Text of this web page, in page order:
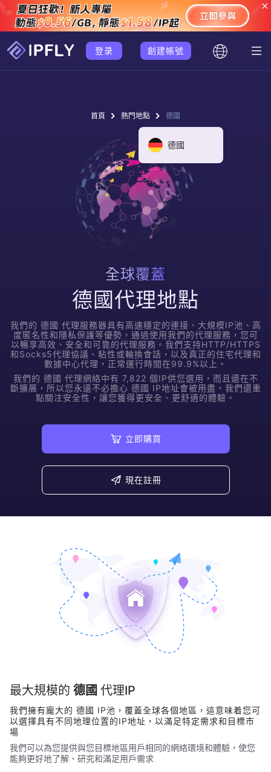
登录 創建帳號
首頁 熱門地點 德國
德國
全球覆蓋
德國代理地點
我們的 德國 代理服務器具有高速穩定的連接、大規模IP池、高
度匿名性和隱私保護等優勢，通過使用我們的代理服務，您可
以暢享高效、安全和可靠的代理服務。我們支持HTTP/HTTPS
和Socks5代理協議、粘性或輪換會話，以及真正的住宅代理和
數據中心代理，正常運行時間在99.9%以上。
我們的 德國 代理網絡中有 7,822 個IP供您選用，而且還在不
斷擴展，所以您永遠不必擔心 德國 IP地址會被用盡。我們還重
點關注安全性，讓您獲得更安全、更舒適的體驗。
立即購買
現在註冊
最大規模的 德國 代理IP
我們擁有龐大的 德國 IP池，覆蓋全球各個地區，這意味着您可
以選擇具有不同地理位置的IP地址，以滿足特定需求和目標市
場
我們可以為您提供與您目標地區用戶相同的網絡環境和體驗，使您
能夠更好地了解、研究和滿足用戶需求